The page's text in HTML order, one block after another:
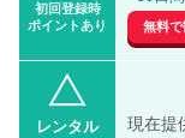
初回登録時
ポイントあり
無料
レンタル 現在提